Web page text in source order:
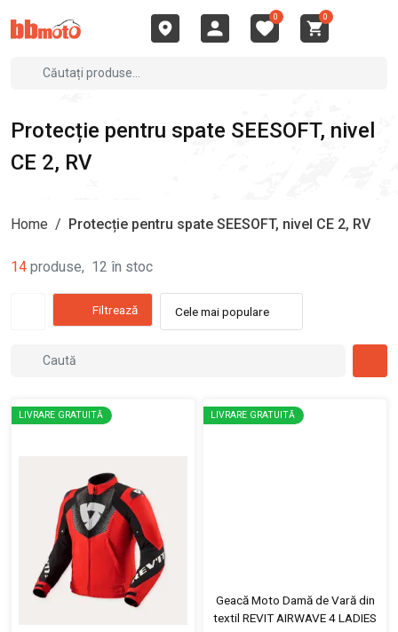
0 0
Protecție pentru spate SEESOFT, nivel
CE 2, RV
Home / Protecție pentru spate SEESOFT, nivel CE 2, RV
14 produse, 12 în stoc
Filtrează Cele mai populare
LIVRARE GRATUITĂ LIVRARE GRATUITĂ
Geacă Moto Damă de Vară din
textil REVIT AIRWAVE 4 LADIES